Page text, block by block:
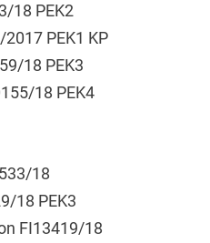
18 PEK2
PEK1 KP
18 PEK3
18 PEK4
18
18 PEK3
FI13419/18